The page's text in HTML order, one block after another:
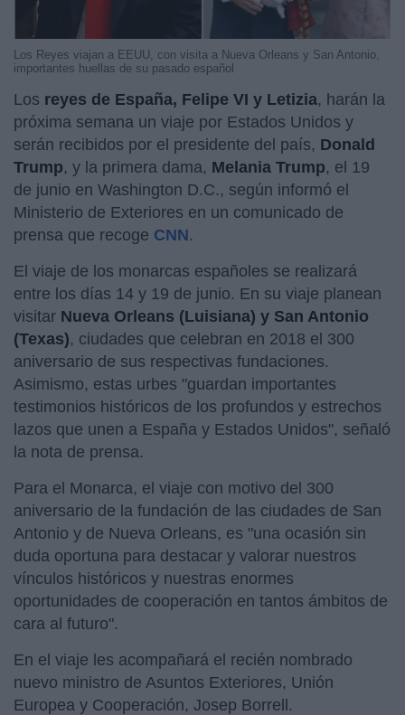
Los Reyes viajan a EEUU, con visita a Nueva Orleans y San Antonio,
importantes huellas de su pasado español
Los reyes de España, Felipe VI y Letizia, harán la
próxima semana un viaje por Estados Unidos y
serán recibidos por el presidente del país, Donald
Trump, y la primera dama, Melania Trump, el 19
de junio en Washington D.C., según informó el
Ministerio de Exteriores en un comunicado de
prensa que recoge CNN.
El viaje de los monarcas españoles se realizará
entre los días 14 y 19 de junio. En su viaje planean
visitar Nueva Orleans (Luisiana) y San Antonio
(Texas), ciudades que celebran en 2018 el 300
aniversario de sus respectivas fundaciones.
Asimismo, estas urbes "guardan importantes
testimonios históricos de los profundos y estrechos
lazos que unen a España y Estados Unidos", señaló
la nota de prensa.
Para el Monarca, el viaje con motivo del 300
aniversario de la fundación de las ciudades de San
Antonio y de Nueva Orleans, es "una ocasión sin
duda oportuna para destacar y valorar nuestros
vínculos históricos y nuestras enormes
oportunidades de cooperación en tantos ámbitos de
cara al futuro".
En el viaje les acompañará el recién nombrado
nuevo ministro de Asuntos Exteriores, Unión
Europea y Cooperación, Josep Borrell.